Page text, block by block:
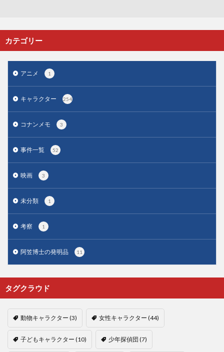
カテゴリー
アニメ 1
キャラクター 254
コナンメモ 3
事件一覧 52
映画 3
未分類 1
考察 1
阿笠博士の発明品 11
タグクラウド
動物キャラクター (3) 女性キャラクター (44)
子どもキャラクター (10) 少年探偵団 (7)